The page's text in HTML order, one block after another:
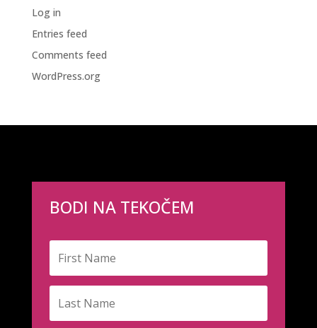
Log in
Entries feed
Comments feed
WordPress.org
BODI NA TEKOČEM